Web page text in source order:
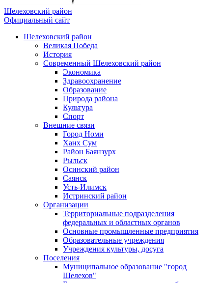
Шелеховский район
Официальный сайт
Шелеховский район
Великая Победа
История
Современный Шелеховский район
Экономика
Здравоохранение
Образование
Природа района
Культура
Спорт
Внешние связи
Город Номи
Ханх Сум
Район Баянзурх
Рыльск
Осинский район
Саянск
Усть-Илимск
Истринский район
Организации
Территориальные подразделения
федеральных и областных органов
Основные промышленные предприятия
Образовательные учреждения
Учреждения культуры, досуга
Поселения
Муниципальное образование "город
Шелехов"